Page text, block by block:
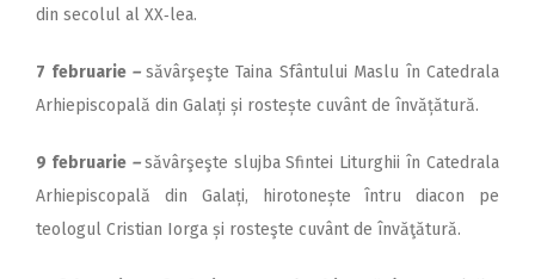
din secolul al XX‑lea.
7 februarie – săvârşeşte Taina Sfântului Maslu în Catedrala
Arhiepiscopală din Galați și rostește cuvânt de învățătură.
9 februarie –săvârşeşte slujba Sfintei Liturghii în Catedrala
Arhiepis­copală din Galați, hirotonește întru diacon pe
teologul Cristian Iorga și rosteşte cuvânt de învăţătură.